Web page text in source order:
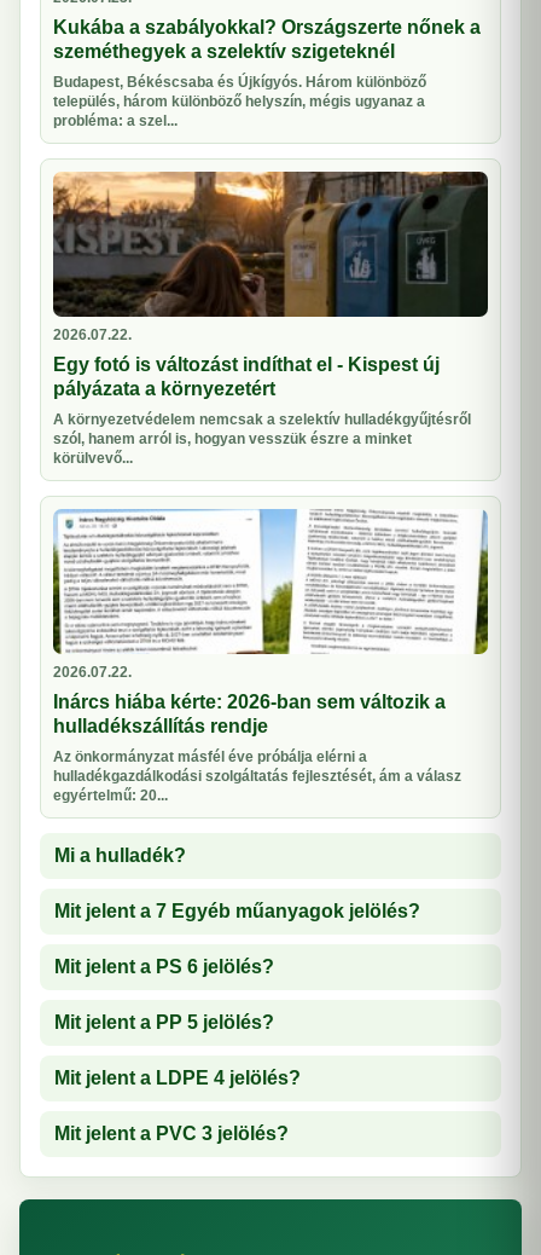
Kukába a szabályokkal? Országszerte nőnek a
szeméthegyek a szelektív szigeteknél
Budapest, Békéscsaba és Újkígyós. Három különböző
település, három különböző helyszín, mégis ugyanaz a
probléma: a szel...
2026.07.22.
Egy fotó is változást indíthat el - Kispest új
pályázata a környezetért
A környezetvédelem nemcsak a szelektív hulladékgyűjtésről
szól, hanem arról is, hogyan vesszük észre a minket
körülvevő...
2026.07.22.
Inárcs hiába kérte: 2026-ban sem változik a
hulladékszállítás rendje
Az önkormányzat másfél éve próbálja elérni a
hulladékgazdálkodási szolgáltatás fejlesztését, ám a válasz
egyértelmű: 20...
Mi a hulladék?
Mit jelent a 7 Egyéb műanyagok jelölés?
Mit jelent a PS 6 jelölés?
Mit jelent a PP 5 jelölés?
Mit jelent a LDPE 4 jelölés?
Mit jelent a PVC 3 jelölés?